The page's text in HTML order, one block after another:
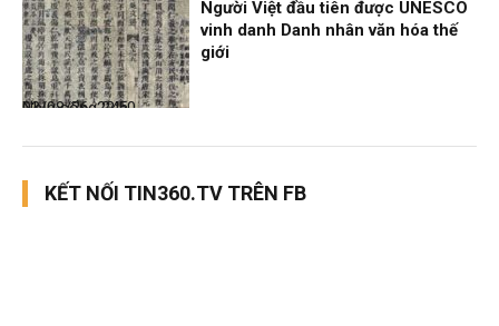
Nhịp sống 24h
03/08/26, 22:50
Người Việt đầu tiên được UNESCO
vinh danh Danh nhân văn hóa thế
giới
KẾT NỐI TIN360.TV TRÊN FB